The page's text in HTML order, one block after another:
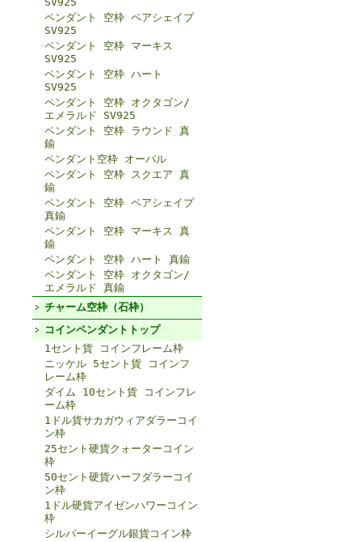
ペンダント 空枠 ペアシェイプ
SV925
ペンダント 空枠 マーキス
SV925
ペンダント 空枠 ハート
SV925
ペンダント 空枠 オクタゴン/
エメラルド SV925
ペンダント 空枠 ラウンド 真
鍮
ペンダント空枠 オーバル
ペンダント 空枠 スクエア 真
鍮
ペンダント 空枠 ペアシェイプ
真鍮
ペンダント 空枠 マーキス 真
鍮
ペンダント 空枠 ハート 真鍮
ペンダント 空枠 オクタゴン/
エメラルド 真鍮
チャーム空枠（石枠）
コインペンダントトップ
1セント貨 コインフレーム枠
ニッケル 5セント貨 コインフ
レーム枠
ダイム 10セント貨 コインフレ
ーム枠
1ドル貨サカガウィアダラーコイ
ン枠
25セント硬貨クォーターコイン
枠
50セント硬貨ハーフダラーコイ
ン枠
1ドル硬貨アイゼンハワーコイン
枠
シルバーイーグル銀貨コイン枠